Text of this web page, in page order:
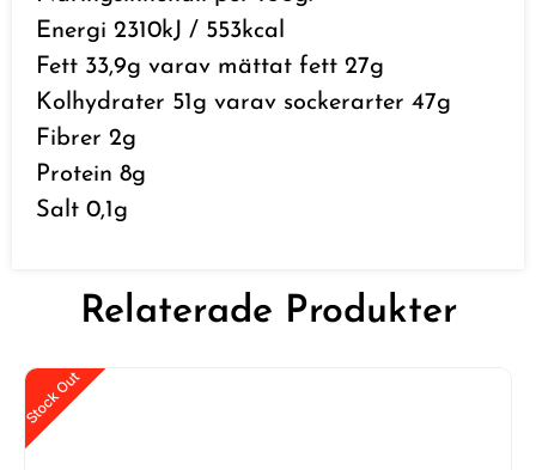
Energi 2310kJ / 553kcal
Fett 33,9g varav mättat fett 27g
Kolhydrater 51g varav sockerarter 47g
Fibrer 2g
Protein 8g
Salt 0,1g
Relaterade Produkter
Stock Out